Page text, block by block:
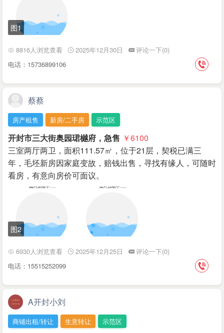
图1
8816人浏览查看 2025年12月30日
评论一下(0)
电话：15736899106
蔡蔡
房产租售 新房/二手房 示范区
开封市三大街奥园珺樾府，急售 ￥6100
三室两厅两卫，面积111.57㎡，位于21层，契税已满三
年，毛坯新房因家庭变故，赔钱出售，寻找有缘人，可随时
看房，有意向房价可面议。
图2
6930人浏览查看 2025年12月25日
评论一下(0)
电话：15515252099
A开封小刘
商铺出租/转让 生意转让 示范区